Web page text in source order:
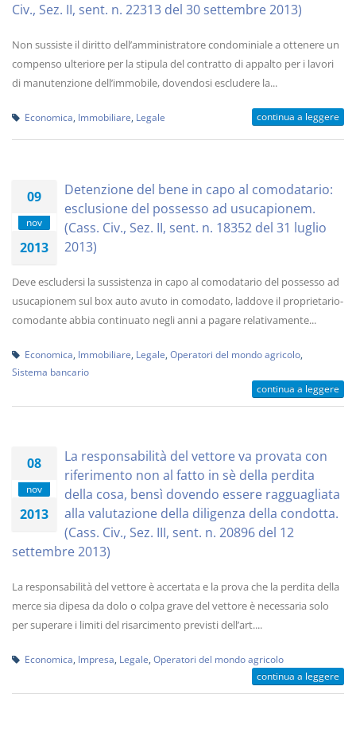
Civ., Sez. II, sent. n. 22313 del 30 settembre 2013)
Non sussiste il diritto dell’amministratore condominiale a ottenere un
compenso ulteriore per la stipula del contratto di appalto per i lavori
di manutenzione dell’immobile, dovendosi escludere la...
Economica Immobiliare Legale continua a leggere
09
nov
2013
Detenzione del bene in capo al comodatario:
esclusione del possesso ad usucapionem.
(Cass. Civ., Sez. II, sent. n. 18352 del 31 luglio
2013)
Deve escludersi la sussistenza in capo al comodatario del possesso ad
usucapionem sul box auto avuto in comodato, laddove il proprietario-
comodante abbia continuato negli anni a pagare relativamente...
Economica Immobiliare Legale Operatori del mondo agricolo
Sistema bancario
continua a leggere
08
nov
2013
La responsabilità del vettore va provata con
riferimento non al fatto in sè della perdita
della cosa, bensì dovendo essere ragguagliata
alla valutazione della diligenza della condotta.
(Cass. Civ., Sez. III, sent. n. 20896 del 12
settembre 2013)
La responsabilità del vettore è accertata e la prova che la perdita della
merce sia dipesa da dolo o colpa grave del vettore è necessaria solo
per superare i limiti del risarcimento previsti dell’art....
Economica Impresa Legale Operatori del mondo agricolo
continua a leggere